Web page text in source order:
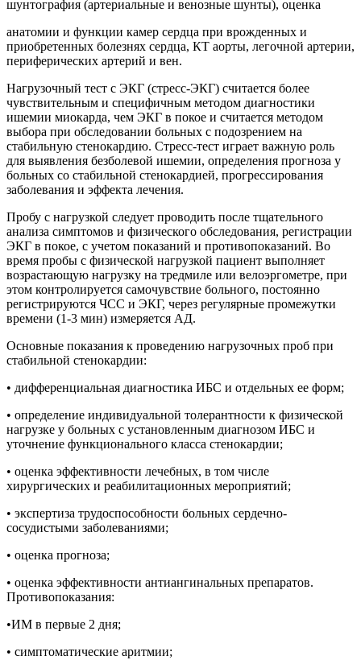
шунтография (артериальные и венозные шунты), оценка
анатомии и функции камер сердца при врожденных и
приобретенных болезнях сердца, КТ аорты, легочной артерии,
периферических артерий и вен.
Нагрузочный тест с ЭКГ (стресс-ЭКГ) считается более
чувствительным и специфичным методом диагностики
ишемии миокарда, чем ЭКГ в покое и считается методом
выбора при обследовании больных с подозрением на
стабильную стенокардию. Стресс-тест играет важную роль
для выявления безболевой ишемии, определения прогноза у
больных со стабильной стенокардией, прогрессирования
заболевания и эффекта лечения.
Пробу с нагрузкой следует проводить после тщательного
анализа симптомов и физического обследования, регистрации
ЭКГ в покое, с учетом показаний и противопоказаний. Во
время пробы с физической нагрузкой пациент выполняет
возрастающую нагрузку на тредмиле или велоэргометре, при
этом контролируется самочувствие больного, постоянно
регистрируются ЧСС и ЭКГ, через регулярные промежутки
времени (1-3 мин) измеряется АД.
Основные показания к проведению нагрузочных проб при
стабильной стенокардии:
• дифференциальная диагностика ИБС и отдельных ее форм;
• определение индивидуальной толерантности к физической
нагрузке у больных с установленным диагнозом ИБС и
уточнение функционального класса стенокардии;
• оценка эффективности лечебных, в том числе
хирургических и реабилитационных мероприятий;
• экспертиза трудоспособности больных сердечно-
сосудистыми заболеваниями;
• оценка прогноза;
• оценка эффективности антиангинальных препаратов.
Противопоказания:
•ИМ в первые 2 дня;
• симптоматические аритмии;